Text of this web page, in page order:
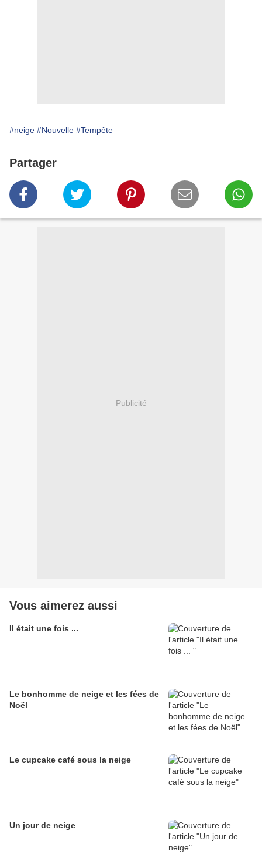
#neige #Nouvelle #Tempête
Partager
Publicité
Vous aimerez aussi
Il était une fois ...
Le bonhomme de neige et les fées de
Noël
Le cupcake café sous la neige
Un jour de neige